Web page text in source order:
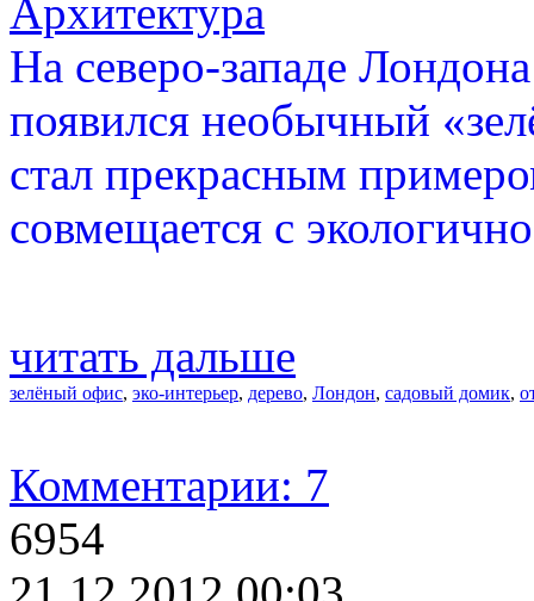
Архитектура
На северо-западе
появился необычный
стал прекрасным
совмещается с
читать дальше
зелёный офис, эко-интерьер, дерево, Лондон, садовый домик,
Комментарии: 7
6954